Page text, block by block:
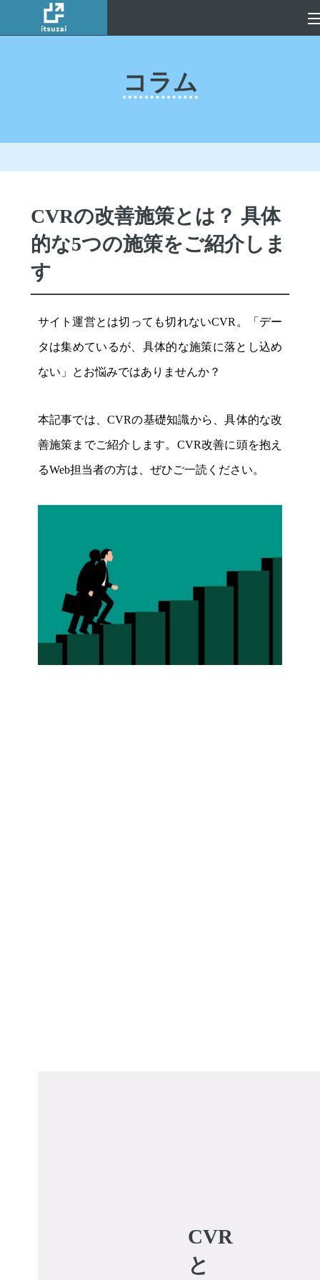
コラム
CVRの改善施策とは？ 具体
的な5つの施策をご紹介しま
す
サイト運営とは切っても切れないCVR。「デー
タは集めているが、具体的な施策に落とし込め
ない」とお悩みではありませんか？
本記事では、CVRの基礎知識から、具体的な改
善施策までご紹介します。CVR改善に頭を抱え
るWeb担当者の方は、ぜひご一読ください。
CVR
と